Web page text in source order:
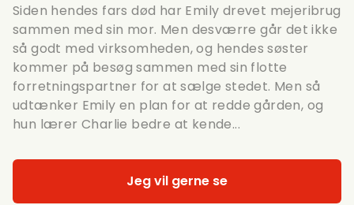
Siden hendes fars død har Emily drevet mejeribrug
sammen med sin mor. Men desværre går det ikke
så godt med virksomheden, og hendes søster
kommer på besøg sammen med sin flotte
forretningspartner for at sælge stedet. Men så
udtænker Emily en plan for at redde gården, og
hun lærer Charlie bedre at kende...
Jeg vil gerne se